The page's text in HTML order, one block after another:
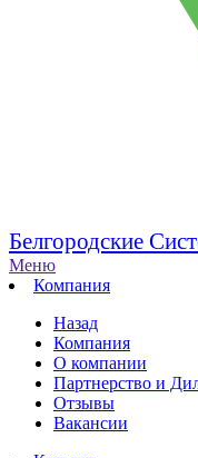
Белгородские
Меню
Компания
Назад
Компания
О компании
Партнерство и
Отзывы
Вакансии